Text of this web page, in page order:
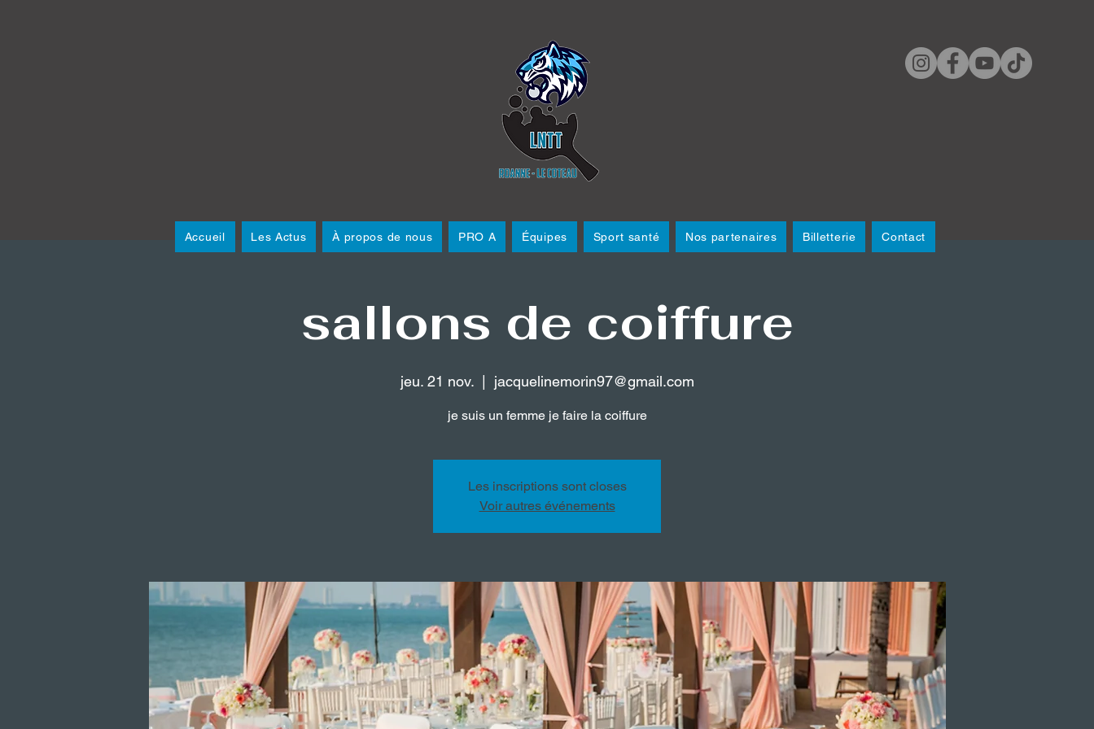
Accueil Les Actus À propos de nous PRO A Équipes Sport santé Nos partenaires Billetterie Contact
sallons de coiffure
jeu. 21 nov.
  |
jacquelinemorin97@gmail.com
je suis un femme je faire la coiffure
Les inscriptions sont closes
Voir autres événements